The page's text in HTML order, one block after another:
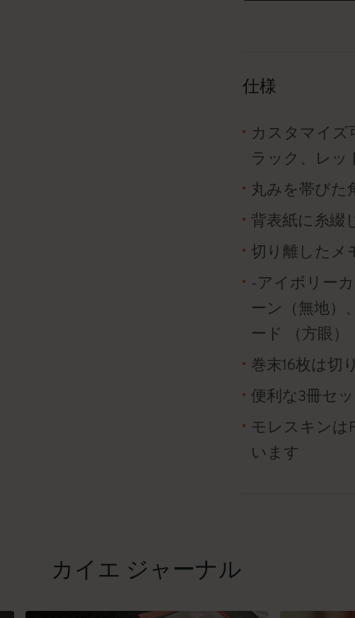
仕様
カスタマイズ
ラック、レッ
丸みを帯びた
背表紙に糸綴
切り離したメ
-アイボリー
ーン（無地）
ード （方眼）
巻末16枚は切
便利な3冊セッ
モレスキンは
います
カイエ ジャーナル